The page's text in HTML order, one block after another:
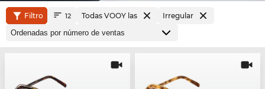
Filtro 12 Todas VOOY las Irregular